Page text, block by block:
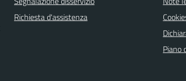
Richiesta d'assistenza
Piano